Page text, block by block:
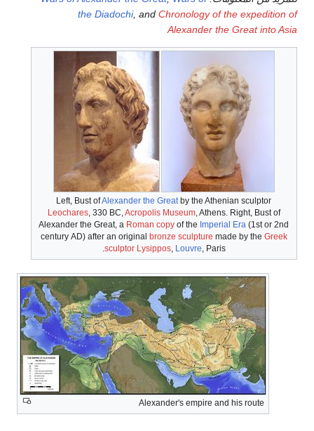
the Diadochi, and Chronology of the expedition of
Alexander the Great into Asia
Left, Bust ofAlexander the Greatby the Athenian sculptor
Leochares, 330 BC,Acropolis Museum, Athens. Right, Bust of
Alexander the Great, a Roman copy of the Imperial Era (1st or 2nd
century AD) after an original bronze sculpture made by the Greek
sculptor Lysippos, Louvre, Paris.
Alexander's empire and his route